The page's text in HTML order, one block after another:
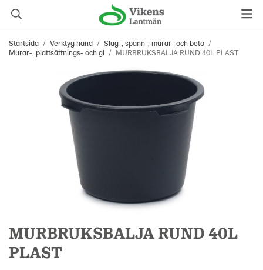
Startsida / Verktyg hand / Slag-, spänn-, murar- och beto /
Murar-, plattsättnings- och gl / MURBRUKSBALJA RUND 40L PLAST
MURBRUKSBALJA RUND 40L
PLAST